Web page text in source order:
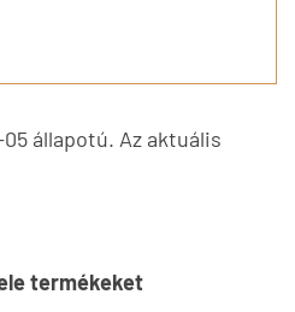
állapotú. Az aktuális
termékeket